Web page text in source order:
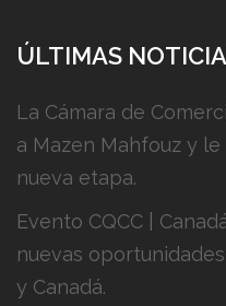
ÚLTIMAS
La Cámara de
a Mazen Mahfouz y
nueva etapa.
Evento CQCC |
nuevas
y Canadá.